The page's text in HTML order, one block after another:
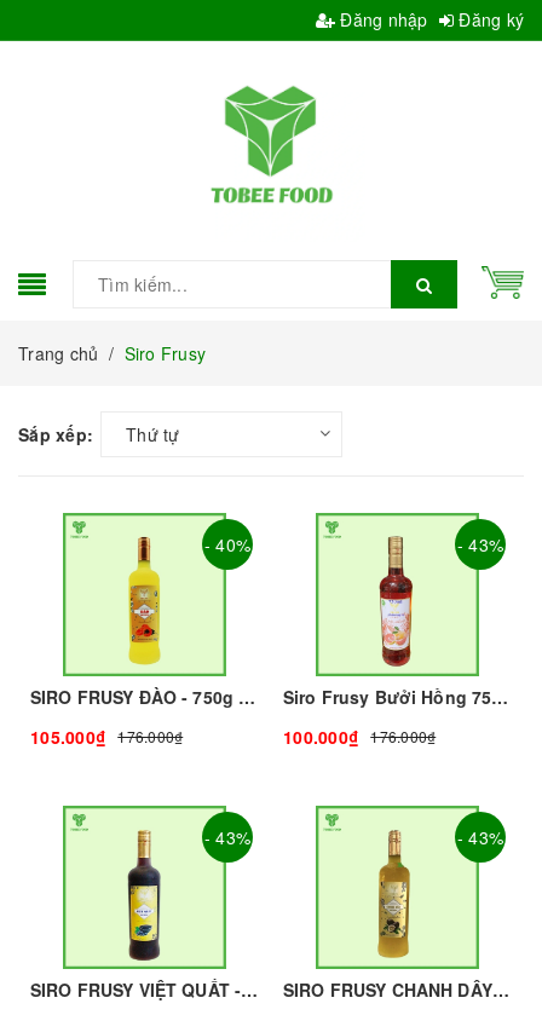
Đăng nhập Đăng ký
Trang chủ / Siro Frusy
Sắp xếp: Thứ tự
- 40%
SIRO FRUSY ĐÀO - 750g - FRUSY | Nguyên liệu pha chế - TOBEE FOOD
105.000₫
176.000₫
- 43%
Siro Frusy Bưởi Hồng 750ml I Nguyên Liệu Pha Chế - Tobee Food
100.000₫
176.000₫
- 43%
SIRO FRUSY VIỆT QUẤT - 750g - FRUSY | Nguyên liệu pha chế - TOBEE FOOD
- 43%
SIRO FRUSY CHANH DÂY - 750ml - FRUSY | Nguyên liệu pha chế - TOBEE FOOD